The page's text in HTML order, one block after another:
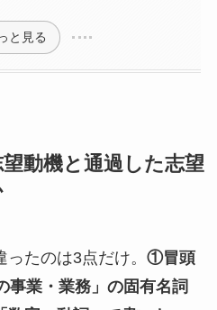
と見る
動機と通過した志望
たのは3点だけ。 ①冒頭
事業・業務」の固有名詞